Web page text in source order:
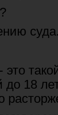
суда.
18